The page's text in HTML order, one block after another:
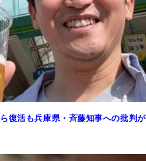
復活も兵庫県・斉藤知事への批判が